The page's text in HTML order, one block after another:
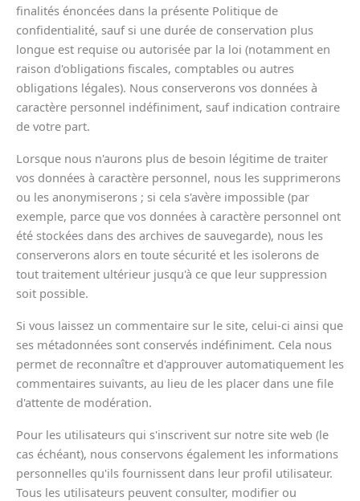
finalités énoncées dans la présente Politique de
confidentialité, sauf si une durée de conservation plus
longue est requise ou autorisée par la loi (notamment en
raison d'obligations fiscales, comptables ou autres
obligations légales). Nous conserverons vos données à
caractère personnel indéfiniment, sauf indication contraire
de votre part.
Lorsque nous n'aurons plus de besoin légitime de traiter
vos données à caractère personnel, nous les supprimerons
ou les anonymiserons ; si cela s'avère impossible (par
exemple, parce que vos données à caractère personnel ont
été stockées dans des archives de sauvegarde), nous les
conserverons alors en toute sécurité et les isolerons de
tout traitement ultérieur jusqu'à ce que leur suppression
soit possible.
Si vous laissez un commentaire sur le site, celui-ci ainsi que
ses métadonnées sont conservés indéfiniment. Cela nous
permet de reconnaître et d'approuver automatiquement les
commentaires suivants, au lieu de les placer dans une file
d'attente de modération.
Pour les utilisateurs qui s'inscrivent sur notre site web (le
cas échéant), nous conservons également les informations
personnelles qu'ils fournissent dans leur profil utilisateur.
Tous les utilisateurs peuvent consulter, modifier ou